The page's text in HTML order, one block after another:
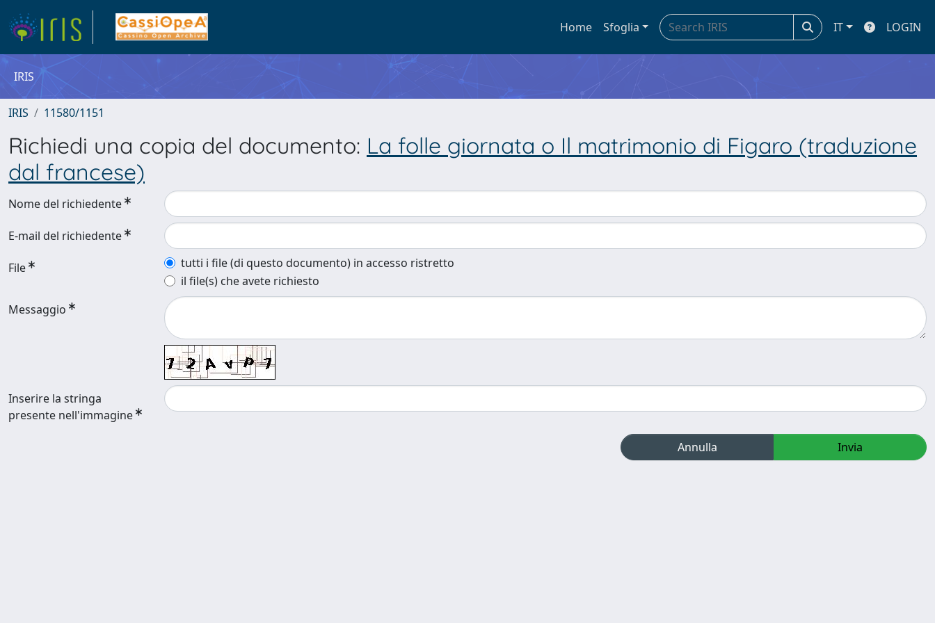
Home Sfoglia IT LOGIN
IRIS
IRIS 11580/1151
Richiedi una copia del documento: La folle giornata o Il matrimonio di Figaro (traduzione
dal francese)
Nome del richiedente
E-mail del richiedente
File
tutti i file (di questo documento) in accesso ristretto
il file(s) che avete richiesto
Messaggio
Inserire la stringa
presente nell'immagine
Annulla Invia